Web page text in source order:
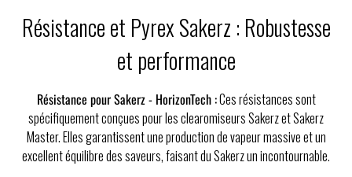
Résistance et Pyrex Sakerz : Robustesse
et performance
Résistance pour Sakerz - HorizonTech :Ces résistances sont
spécifiquement conçues pour les clearomiseurs Sakerz et Sakerz
Master. Elles garantissent une production de vapeur massive et un
excellent équilibre des saveurs, faisant du Sakerz un incontournable.